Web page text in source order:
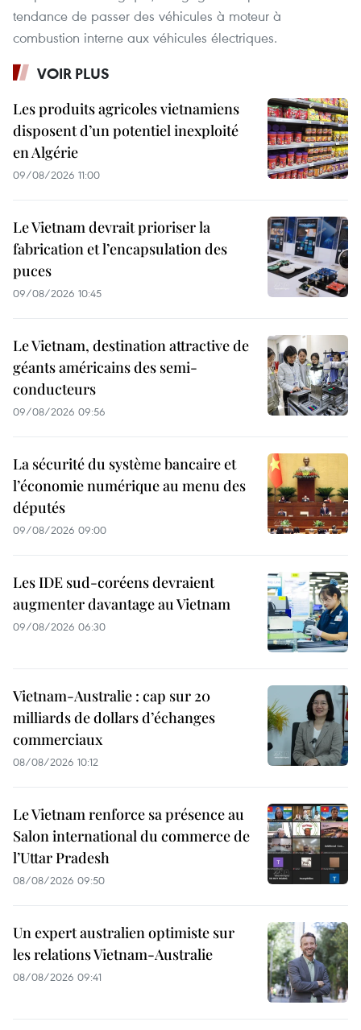
tendance de passer des véhicules à moteur à
combustion interne aux véhicules électriques.
VOIR PLUS
Les produits agricoles vietnamiens
disposent d’un potentiel inexploité
en Algérie
09/08/2026 11:00
Le Vietnam devrait prioriser la
fabrication et l’encapsulation des
puces
09/08/2026 10:45
Le Vietnam, destination attractive de
géants américains des semi-
conducteurs
09/08/2026 09:56
La sécurité du système bancaire et
l’économie numérique au menu des
députés
09/08/2026 09:00
Les IDE sud-coréens devraient
augmenter davantage au Vietnam
09/08/2026 06:30
Vietnam-Australie : cap sur 20
milliards de dollars d’échanges
commerciaux
08/08/2026 10:12
Le Vietnam renforce sa présence au
Salon international du commerce de
l’Uttar Pradesh
08/08/2026 09:50
Un expert australien optimiste sur
les relations Vietnam-Australie
08/08/2026 09:41